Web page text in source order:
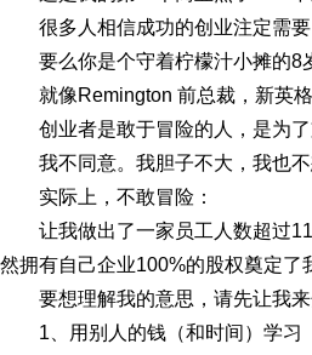
很多人相信成功的创业注定需要
要么你是个守着柠檬汁小摊的8
就像Remington 前总裁，新英
创业者是敢于冒险的人，是为
我不同意。我胆子不大，我也不
实际上，不敢冒险：
让我做出了一家员工人数超过
然拥有自己企业100%的股权奠定了
要想理解我的意思，请先让我
1、用别人的钱（和时间）学习